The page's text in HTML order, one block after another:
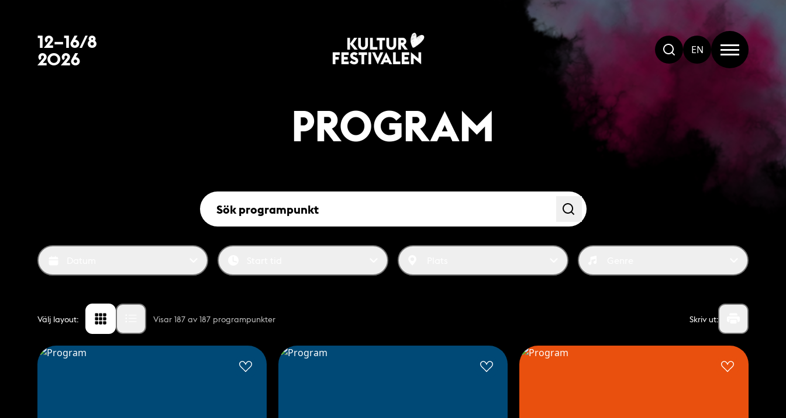
12–16/8
2026 EN
PROGRAM
Sök programpunkt
Välj layout: Grid viewList view
Visar 187 av 187 programpunkter Skriv ut: List view